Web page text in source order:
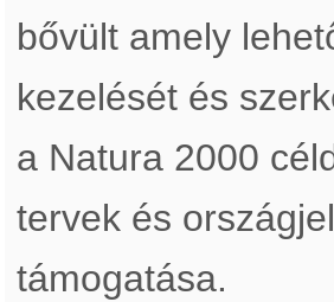
bővült amely
kezelését és
a Natura 2000
tervek és
támogatása.